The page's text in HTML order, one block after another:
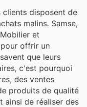
clients disposent de
malins. Samse,
et
offrir un
que leurs
c'est pourquoi
des ventes
produits de qualité
ainsi de réaliser des